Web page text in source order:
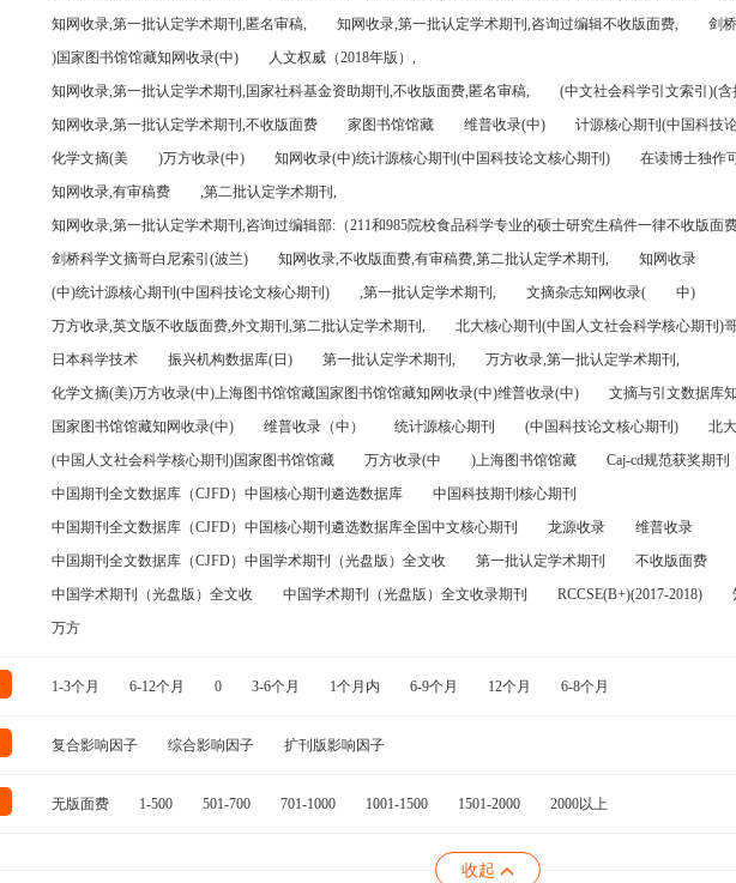
知网收录,第一批认定学术期刊,匿名审稿,
知网收录,第一批认定学术期刊,咨询过编辑不收版面费,
剑
)国家图书馆馆藏知网收录(中)
人文权威（2018年版）,
知网收录,第一批认定学术期刊,国家社科基金资助期刊,不收版面费,匿名审稿,
(中文社会科学引文索引)(含
知网收录,第一批认定学术期刊,不收版面费
家图书馆馆藏 维普收录(中)
计源核心期刊(中国科技
化学文摘(美
)万方收录(中) 知网收录(中)统计源核心期刊(中国科技论文核心期刊) 在读博士独作
知网收录,有审稿费
,第二批认定学术期刊,
知网收录,第一批认定学术期刊,咨询过编辑部:（211和985院校食品科学专业的硕士研究生稿件一律不收版面
剑桥科学文摘哥白尼索引(波兰)
知网收录,不收版面费,有审稿费,第二批认定学术期刊,
知网收录
(中)统计源核心期刊(中国科技论文核心期刊)
,第一批认定学术期刊, 文摘杂志知网收录(
中)
万方收录,英文版不收版面费,外文期刊,第二批认定学术期刊,
北大核心期刊(中国人文社会科学核心期刊)
日本科学技术
振兴机构数据库(日) 第一批认定学术期刊,
万方收录,第一批认定学术期刊,
化学文摘(美)万方收录(中)上海图书馆馆藏国家图书馆馆藏知网收录(中)维普收录(中)
文摘与引文数据库
国家图书馆馆藏知网收录(中)
维普收录（中） 统计源核心期刊 (中国科技论文核心期刊)
北
(中国人文社会科学核心期刊)国家图书馆馆藏
万方收录(中 )上海图书馆馆藏 Caj-cd规范获奖期刊
中国期刊全文数据库（CJFD）中国核心期刊遴选数据库
中国科技期刊核心期刊
中国期刊全文数据库（CJFD）中国核心期刊遴选数据库全国中文核心期刊
龙源收录
维普收录
中国期刊全文数据库（CJFD）中国学术期刊（光盘版）全文收
第一批认定学术期刊 不收版面费
中国学术期刊（光盘版）全文收
中国学术期刊（光盘版）全文收录期刊 RCCSE(B+)(2017-2018)
万方
1-3个月 6-12个月 0 3-6个月 1个月内 6-9个月 12个月 6-8个月
复合影响因子 综合影响因子 扩刊版影响因子
无版面费 1-500 501-700 701-1000 1001-1500 1501-2000 2000以上
收起